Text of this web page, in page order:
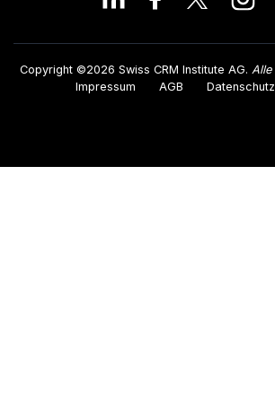
Copyright ©2026 Swiss CRM Institute AG. Alle
Impressum
AGB